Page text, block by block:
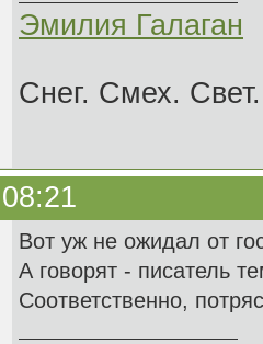
Эмилия Галаган
Снег. Смех. Свет.
Вот уж не ожидал от
А говорят - писатель
Соответственно,